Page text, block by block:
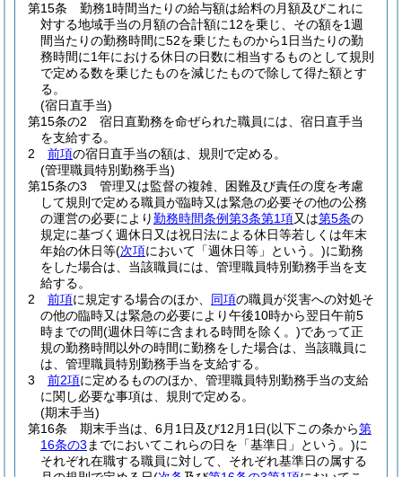
第15条
勤務1時間当たりの給与額は給料の月額及びこれに
対する地域手当の月額の合計額に12を乗じ、その額を1週
間当たりの勤務時間に52を乗じたものから1日当たりの勤
務時間に1年における休日の日数に相当するものとして規則
で定める数を乗じたものを減じたもので除して得た額とす
る。
(宿日直手当)
第15条の2
宿日直勤務を命ぜられた職員には、宿日直手当
を支給する。
2
前項の宿日直手当の額は、規則で定める。
(管理職員特別勤務手当)
第15条の3
管理又は監督の複雑、困難及び責任の度を考慮
して規則で定める職員が臨時又は緊急の必要その他の公務
の運営の必要により勤務時間条例第3条第1項又は第5条の
規定に基づく週休日又は祝日法による休日等若しくは年末
年始の休日等(次項において「週休日等」という。)に勤務
をした場合は、当該職員には、管理職員特別勤務手当を支
給する。
2
前項に規定する場合のほか、 同項の職員が災害への対処そ
の他の臨時又は緊急の必要により午後10時から翌日午前5
時までの間(週休日等に含まれる時間を除く。)であって正
規の勤務時間以外の時間に勤務をした場合は、当該職員に
は、管理職員特別勤務手当を支給する。
3
前2項に定めるもののほか、管理職員特別勤務手当の支給
に関し必要な事項は、規則で定める。
(期末手当)
第16条
期末手当は、6月1日及び12月1日(以下この条から第
16条の3 までにおいてこれらの日を「基準日」という。)に
それぞれ在職する職員に対して、それぞれ基準日の属する